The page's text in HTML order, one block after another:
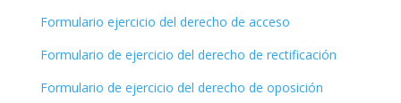
Formulario ejercicio del derecho de acceso
Formulario de ejercicio del derecho de rectificación
Formulario de ejercicio del derecho de oposición